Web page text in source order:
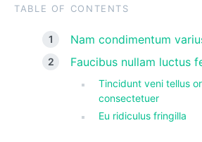
TABLE OF CONTENTS
Nam condimentum
Faucibus nullam luctus
Tincidunt veni tellus
consectetuer
Eu ridiculus fringilla